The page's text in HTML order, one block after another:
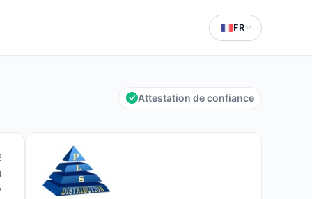
FR
Attestation de confiance